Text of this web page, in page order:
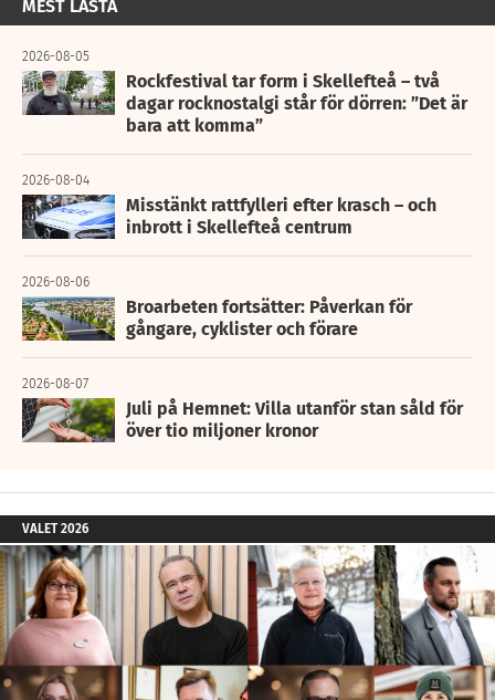
MEST LÄSTA
2026-08-05
Rockfestival tar form i Skellefteå – två
dagar rocknostalgi står för dörren: ”Det är
bara att komma”
2026-08-04
Misstänkt rattfylleri efter krasch – och
inbrott i Skellefteå centrum
2026-08-06
Broarbeten fortsätter: Påverkan för
gångare, cyklister och förare
2026-08-07
Juli på Hemnet: Villa utanför stan såld för
över tio miljoner kronor
VALET 2026